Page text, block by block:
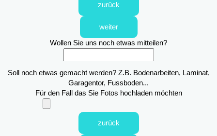
zurück
weiter
Wollen Sie uns noch etwas mitteilen?
Soll noch etwas gemacht werden? Z.B. Bodenarbeiten, Laminat,
Garagentor, Fussboden...
Für den Fall das Sie Fotos hochladen möchten
zurück